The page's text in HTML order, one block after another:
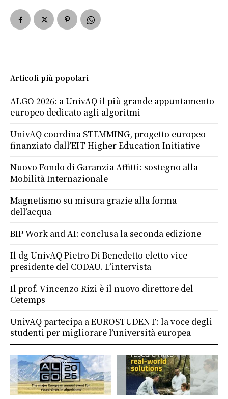
Articoli più popolari
ALGO 2026: a UnivAQ il più grande appuntamento
europeo dedicato agli algoritmi
UnivAQ coordina STEMMING, progetto europeo
finanziato dall’EIT Higher Education Initiative
Nuovo Fondo di Garanzia Affitti: sostegno alla
Mobilità Internazionale
Magnetismo su misura grazie alla forma
dell’acqua
BIP Work and AI: conclusa la seconda edizione
Il dg UnivAQ Pietro Di Benedetto eletto vice
presidente del CODAU. L’intervista
Il prof. Vincenzo Rizi è il nuovo direttore del
Cetemps
UnivAQ partecipa a EUROSTUDENT: la voce degli
studenti per migliorare l’università europea